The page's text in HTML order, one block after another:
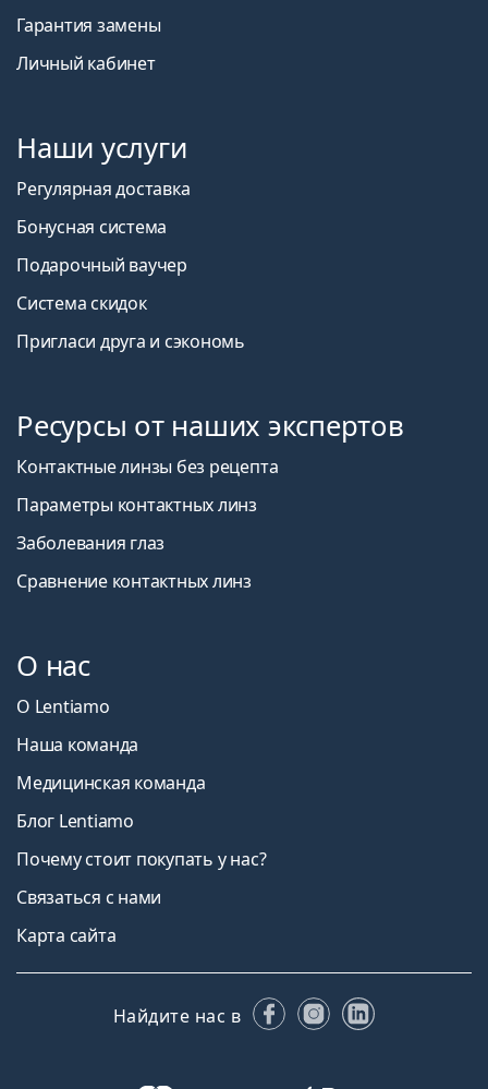
Гарантия замены
Личный кабинет
Наши услуги
Регулярная доставка
Бонусная система
Подарочный ваучер
Система скидок
Пригласи друга и сэкономь
Ресурсы от наших экспертов
Контактные линзы без рецепта
Параметры контактных линз
Заболевания глаз
Сравнение контактных линз
О нас
О Lentiamo
Наша команда
Медицинская команда
Блог Lentiamo
Почему стоит покупать у нас?
Связаться с нами
Карта сайта
Найдите нас в FacebookInstagram
LinkedIn